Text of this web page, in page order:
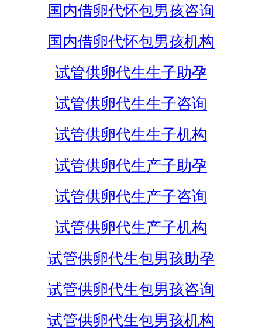
国内借卵代怀包男孩咨询
国内借卵代怀包男孩机构
试管供卵代生生子助孕
试管供卵代生生子咨询
试管供卵代生生子机构
试管供卵代生产子助孕
试管供卵代生产子咨询
试管供卵代生产子机构
试管供卵代生包男孩助孕
试管供卵代生包男孩咨询
试管供卵代生包男孩机构